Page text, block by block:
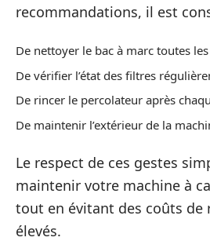
recommandations, il est
De nettoyer le bac à marc toutes
De vérifier l’état des filtres
De rincer le percolateur après
De maintenir l’extérieur de la
Le respect de ces gestes
maintenir votre machine à
tout en évitant des coûts de
élevés.